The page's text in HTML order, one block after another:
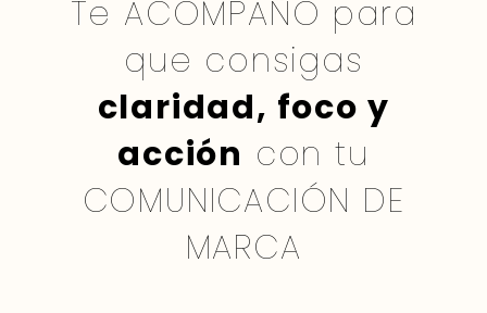
Te ACOMPAÑO para
que consigas
claridad, foco y
acción con tu
COMUNICACIÓN DE
MARCA